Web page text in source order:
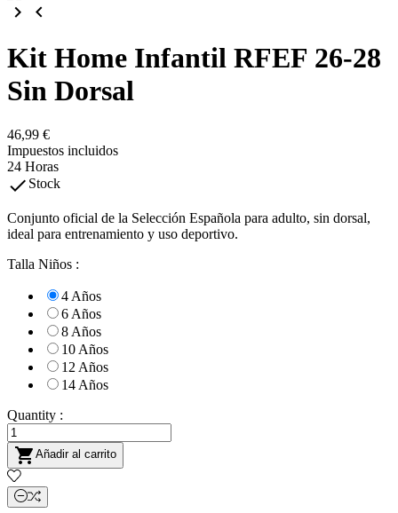
keyboard_arrow_right keyboard_arrow_left
Kit Home Infantil RFEF 26-28
Sin Dorsal
46,99 €
Impuestos incluidos
24 Horas
 Stock
Conjunto oficial de la Selección Española para adulto, sin dorsal,
ideal para entrenamiento y uso deportivo.
Talla Niños :
4 Años
6 Años
8 Años
10 Años
12 Años
14 Años
Quantity :
 Añadir al carrito